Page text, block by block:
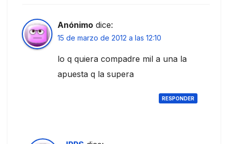
Anónimo dice:
15 de marzo de 2012 a las 12:10
lo q quiera compadre mil a una la
apuesta q la supera
RESPONDER